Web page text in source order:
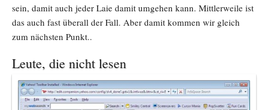
sein, damit auch jeder Laie damit umgehen kann. Mittlerweile ist
das auch fast überall der Fall. Aber damit kommen wir gleich
zum nächsten Punkt..
Leute, die nicht lesen